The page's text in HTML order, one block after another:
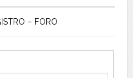
– FORO